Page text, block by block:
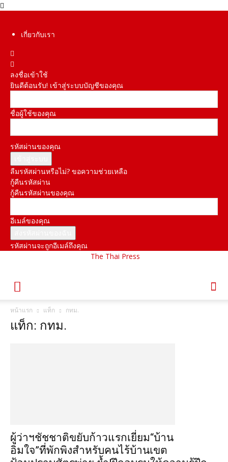
เกี่ยวกับเรา
ลงชื่อเข้าใช้
ยินดีต้อนรับ! เข้าสู่ระบบบัญชีของคุณ
ชื่อผู้ใช้ของคุณ
รหัสผ่านของคุณ
ลืมรหัสผ่านหรือไม่? ขอความช่วยเหลือ
กู้คืนรหัสผ่าน
กู้คืนรหัสผ่านของคุณ
อีเมล์ของคุณ
รหัสผ่านจะถูกอีเมล์ถึงคุณ
The Thai Press
หน้าแรก แท็ก กทม.
แท็ก: กทม.
ผู้ว่าฯชัชชาติขยับก้าวแรกเยี่ยม“บ้าน
อิ่มใจ”ที่พักพิงสำหรับคนไร้บ้านเขต